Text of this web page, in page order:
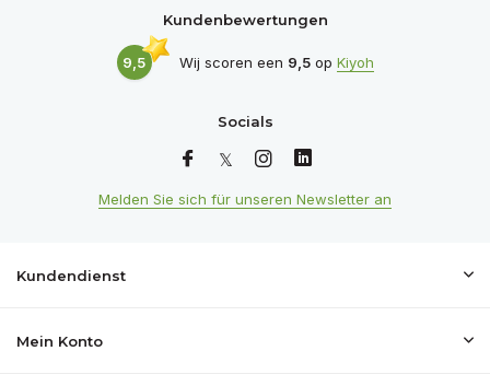
Kundenbewertungen
9,5 Wij scoren een 9,5op Kiyoh
Socials
Melden Sie sich für unseren Newsletter an
Kundendienst
Mein Konto